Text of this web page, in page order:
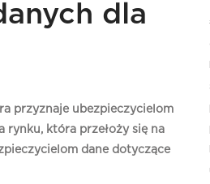
dla
przyznaje ubezpieczycielom
rynku, która przełoży się na
dane dotyczące